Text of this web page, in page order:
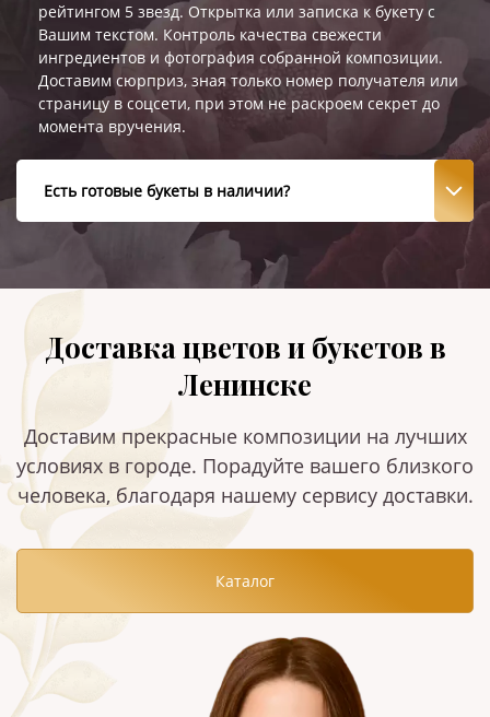
рейтингом 5 звезд. Открытка или записка к букету с
Вашим текстом. Контроль качества свежести
ингредиентов и фотография собранной композиции.
Доставим сюрприз, зная только номер получателя или
страницу в соцсети, при этом не раскроем секрет до
момента вручения.
Есть готовые букеты в наличии?
Доставка цветов и букетов в
Ленинске
Доставим прекрасные композиции на лучших
условиях в городе. Порадуйте вашего близкого
человека, благодаря нашему сервису доставки.
Каталог